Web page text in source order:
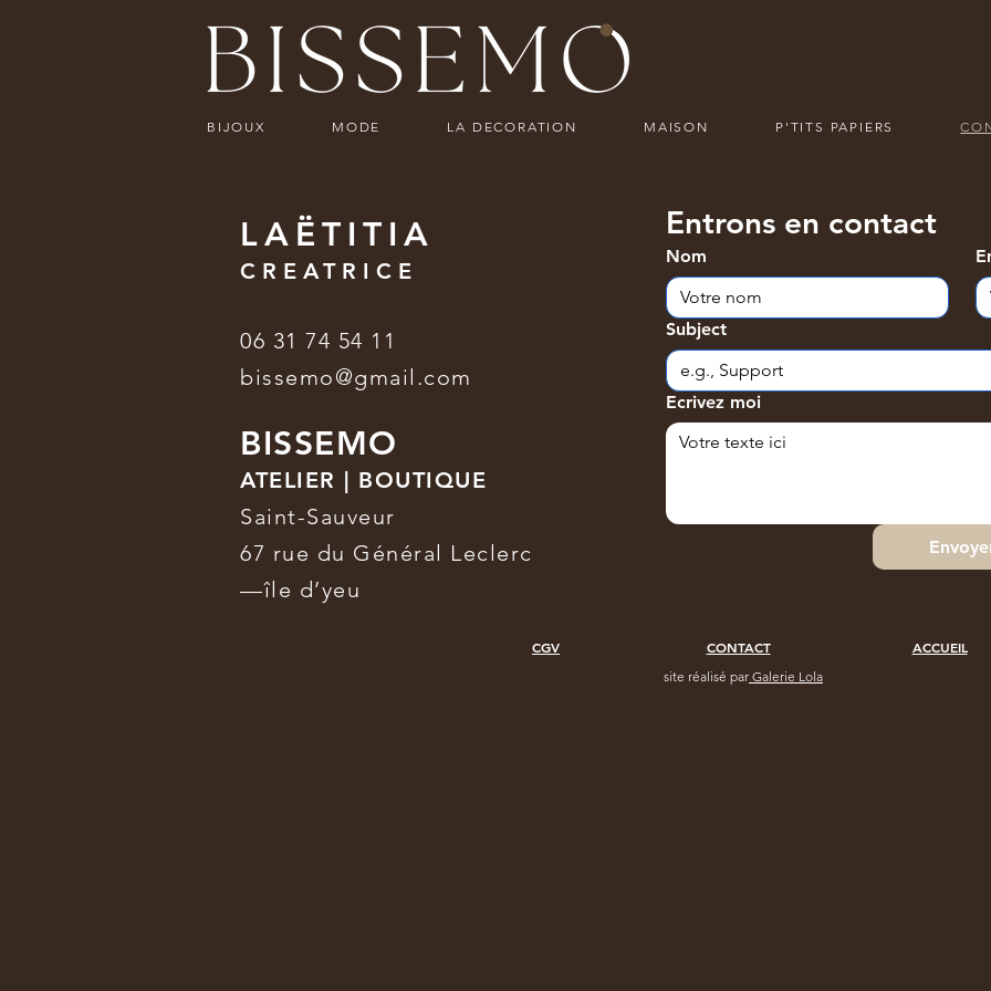
BIJOUX MODE LA DECORATION MAISON P'TITS PAPIERS
LAËTITIA
CREATRICE
06 31 74 54 11
bissemo@gmail.com
BISSEMO
ATELIER | BOUTIQUE
Saint-Sauveur
67 rue du Général Leclerc
—île d’yeu
Entrons en contact
Nom
Subject
Ecrivez moi
CGV CONTACT ACCUEIL
site réalisé par Galerie Lola